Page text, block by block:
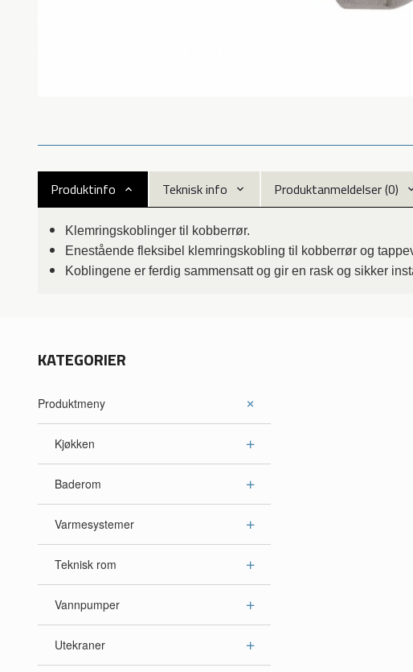
Produktinfo Teknisk info Produktanmeldelser (0)
Klemringskoblinger til kobberrør.
Enestående fleksibel klemringskobling til kobberrør og
Koblingene er ferdig sammensatt og gir en rask og sikker
KATEGORIER
Produktmeny
Kjøkken
Baderom
Varmesystemer
Teknisk rom
Vannpumper
Utekraner